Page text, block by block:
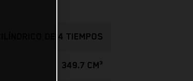
DE 4 TIEMPOS
349.7 CM³